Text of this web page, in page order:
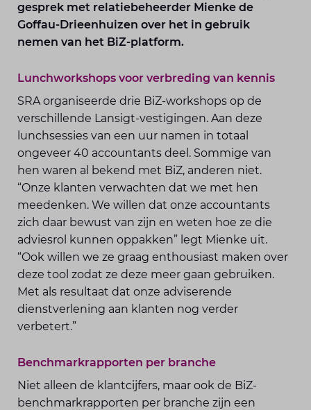
gesprek met relatiebeheerder Mienke de
Goffau-Drieenhuizen over het in gebruik
nemen van het BiZ-platform.
Lunchworkshops voor verbreding van kennis
SRA organiseerde drie BiZ-workshops op de
verschillende Lansigt-vestigingen. Aan deze
lunchsessies van een uur namen in totaal
ongeveer 40 accountants deel. Sommige van
hen waren al bekend met BiZ, anderen niet.
“Onze klanten verwachten dat we met hen
meedenken. We willen dat onze accountants
zich daar bewust van zijn en weten hoe ze die
adviesrol kunnen oppakken” legt Mienke uit.
“Ook willen we ze graag enthousiast maken over
deze tool zodat ze deze meer gaan gebruiken.
Met als resultaat dat onze adviserende
dienstverlening aan klanten nog verder
verbetert.”
Benchmarkrapporten per branche
Niet alleen de klantcijfers, maar ook de BiZ-
benchmarkrapporten per branche zijn een